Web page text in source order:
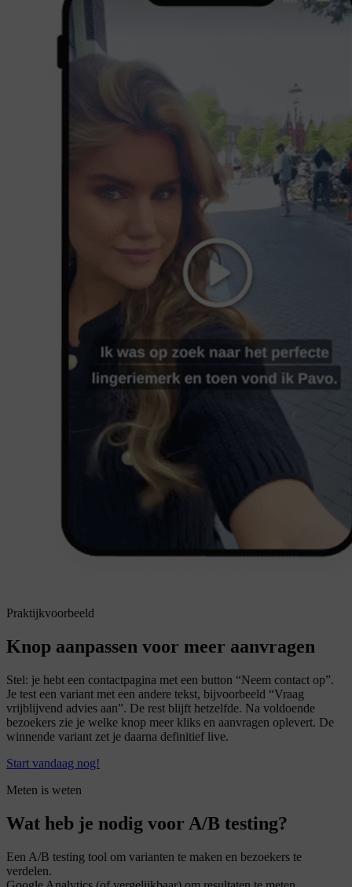
Praktijkvoorbeeld
Knop aanpassen voor meer aanvragen
Stel: je hebt een contactpagina met een button “Neem contact op”.
Je test een variant met een andere tekst, bijvoorbeeld “Vraag
vrijblijvend advies aan”. De rest blijft hetzelfde. Na voldoende
bezoekers zie je welke knop meer kliks en aanvragen oplevert. De
winnende variant zet je daarna definitief live.
Start vandaag nog!
Meten is weten
Wat heb je nodig voor A/B testing?
Een A/B testing tool om varianten te maken en bezoekers te
verdelen.